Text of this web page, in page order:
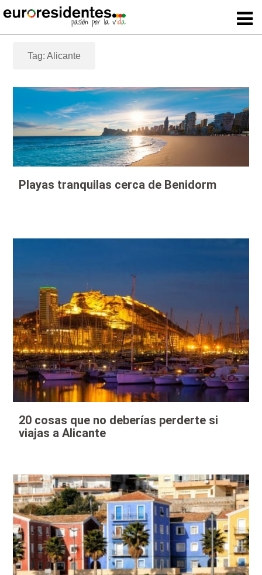
Tag: Alicante
Playas tranquilas cerca de Benidorm
20 cosas que no deberías perderte si
viajas a Alicante